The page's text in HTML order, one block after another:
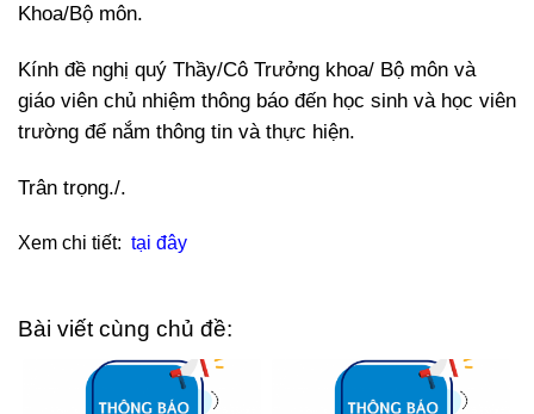
Khoa/Bộ môn.
Kính đề nghị quý Thầy/Cô Trưởng khoa/ Bộ môn và
giáo viên chủ nhiệm thông báo đến học sinh và học viên
trường để nắm thông tin và thực hiện.
Trân trọng./.
Xem chi tiết: tại đây
Bài viết cùng chủ đề: